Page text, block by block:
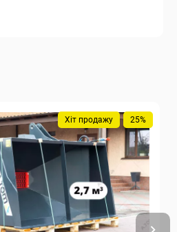
Хіт продажу 25%